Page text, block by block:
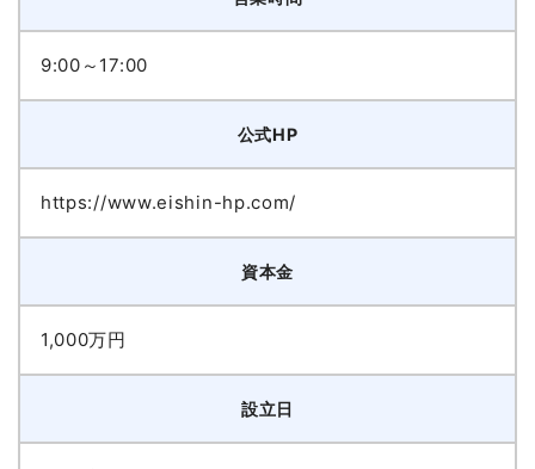
9:00～17:00
公式HP
https://www.eishin-hp.com/
資本金
1,000万円
設立日